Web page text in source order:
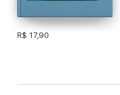
R$ 17,90